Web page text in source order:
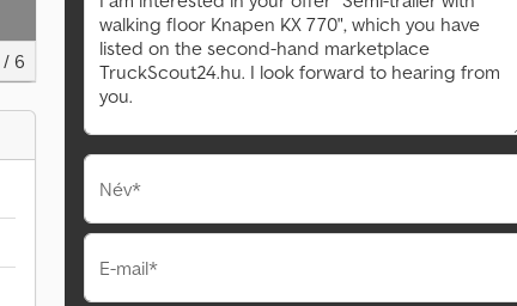
/ 6
Név*
E-mail*